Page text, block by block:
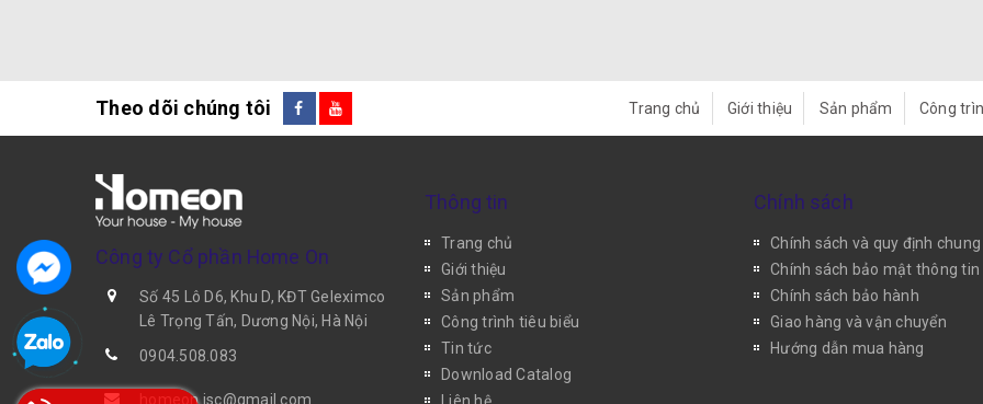
Theo dõi chúng tôi Trang chủ Giới thiệu Sản phẩm Công
Công ty Cổ phần Home On
Số 45 Lô D6, Khu D, KĐT Geleximco
Lê Trọng Tấn, Dương Nội, Hà Nội
0904.508.083
homeon.jsc@gmail.com
Thông tin
Trang chủ
Giới thiệu
Sản phẩm
Công trình tiêu biểu
Tin tức
Download Catalog
Chính sách
Chính sách và quy định chung
Chính sách bảo mật thông tin
Chính sách bảo hành
Giao hàng và vận chuyển
Hướng dẫn mua hàng